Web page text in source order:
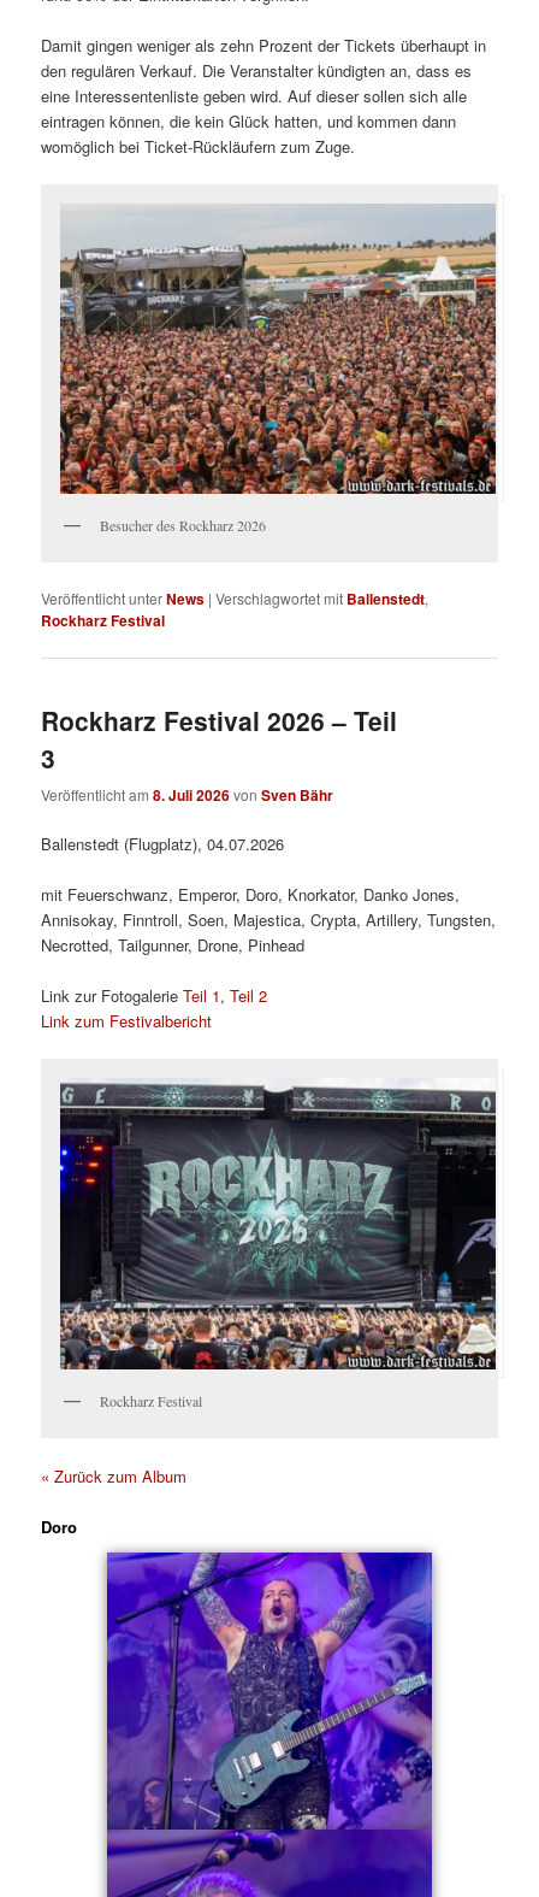
Damit gingen weniger als zehn Prozent der Tickets überhaupt in
den regulären Verkauf. Die Veranstalter kündigten an, dass es
eine Interessentenliste geben wird. Auf dieser sollen sich alle
eintragen können, die kein Glück hatten, und kommen dann
womöglich bei Ticket-Rückläufern zum Zuge.
Besucher des Rockharz 2026
Veröffentlicht unterNews |Verschlagwortet mit Ballenstedt,
Rockharz Festival
Rockharz Festival 2026 – Teil
3
Veröffentlicht am8. Juli 2026vonSven Bähr
Ballenstedt (Flugplatz), 04.07.2026
mit Feuerschwanz, Emperor, Doro, Knorkator, Danko Jones,
Annisokay, Finntroll, Soen, Majestica, Crypta, Artillery, Tungsten,
Necrotted, Tailgunner, Drone, Pinhead
Link zur FotogalerieTeil 1,Teil 2
Link zum Festivalbericht
Rockharz Festival
« Zurück zum Album
Doro